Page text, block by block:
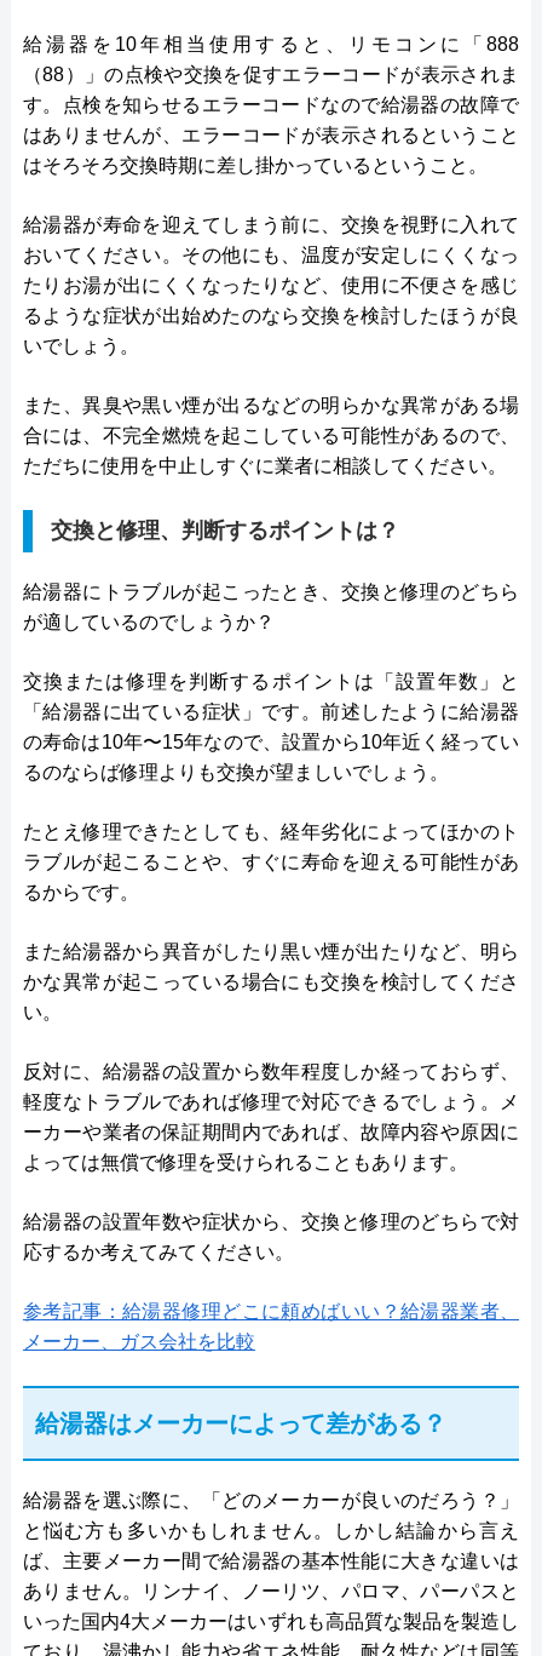
給湯器を10年相当使用すると、リモコンに「888
（88）」の点検や交換を促すエラーコードが表示されま
す。点検を知らせるエラーコードなので給湯器の故障で
はありませんが、エラーコードが表示されるということ
はそろそろ交換時期に差し掛かっているということ。
給湯器が寿命を迎えてしまう前に、交換を視野に入れて
おいてください。その他にも、温度が安定しにくくなっ
たりお湯が出にくくなったりなど、使用に不便さを感じ
るような症状が出始めたのなら交換を検討したほうが良
いでしょう。
また、異臭や黒い煙が出るなどの明らかな異常がある場
合には、不完全燃焼を起こしている可能性があるので、
ただちに使用を中止しすぐに業者に相談してください。
交換と修理、判断するポイントは？
給湯器にトラブルが起こったとき、交換と修理のどちら
が適しているのでしょうか？
交換または修理を判断するポイントは「設置年数」と
「給湯器に出ている症状」です。前述したように給湯器
の寿命は10年〜15年なので、設置から10年近く経ってい
るのならば修理よりも交換が望ましいでしょう。
たとえ修理できたとしても、経年劣化によってほかのト
ラブルが起こることや、すぐに寿命を迎える可能性があ
るからです。
また給湯器から異音がしたり黒い煙が出たりなど、明ら
かな異常が起こっている場合にも交換を検討してくださ
い。
反対に、給湯器の設置から数年程度しか経っておらず、
軽度なトラブルであれば修理で対応できるでしょう。メ
ーカーや業者の保証期間内であれば、故障内容や原因に
よっては無償で修理を受けられることもあります。
給湯器の設置年数や症状から、交換と修理のどちらで対
応するか考えてみてください。
参考記事：給湯器修理どこに頼めばいい？給湯器業者、
メーカー、ガス会社を比較
給湯器はメーカーによって差がある？
給湯器を選ぶ際に、「どのメーカーが良いのだろう？」
と悩む方も多いかもしれません。しかし結論から言え
ば、主要メーカー間で給湯器の基本性能に大きな違いは
ありません。リンナイ、ノーリツ、パロマ、パーパスと
いった国内4大メーカーはいずれも高品質な製品を製造し